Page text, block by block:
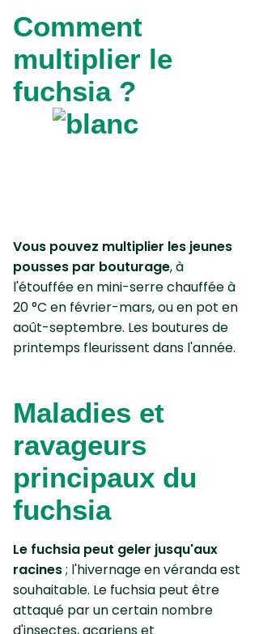
Comment
multiplier le
fuchsia ?
Vous pouvez multiplier les jeunes
pousses par bouturage, à
l'étouffée en mini-serre chauffée à
20 °C en février-mars, ou en pot en
août-septembre. Les boutures de
printemps fleurissent dans l'année.
Maladies et
ravageurs
principaux du
fuchsia
Le fuchsia peut geler jusqu'aux
racines; l'hivernage en véranda est
souhaitable. Le fuchsia peut être
attaqué par un certain nombre